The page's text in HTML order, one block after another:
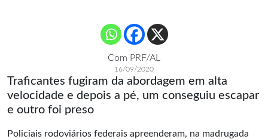
Com PRF/AL
16/09/2020
Traficantes fugiram da abordagem em alta
velocidade e depois a pé, um conseguiu escapar
e outro foi preso
Policiais rodoviários federais apreenderam, na madrugada